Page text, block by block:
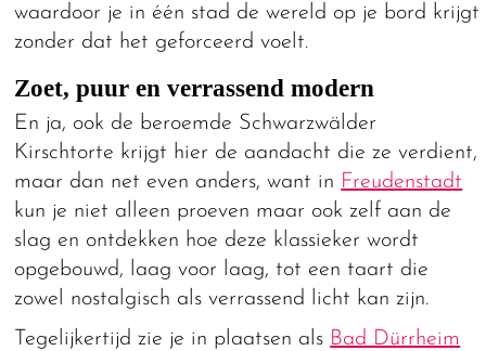
waardoor je in één stad de wereld op je bord krijgt
zonder dat het geforceerd voelt.
Zoet, puur en verrassend modern
En ja, ook de beroemde Schwarzwälder
Kirschtorte krijgt hier de aandacht die ze verdient,
maar dan net even anders, want in Freudenstadt
kun je niet alleen proeven maar ook zelf aan de
slag en ontdekken hoe deze klassieker wordt
opgebouwd, laag voor laag, tot een taart die
zowel nostalgisch als verrassend licht kan zijn.
Tegelijkertijd zie je in plaatsen als Bad Dürrheim